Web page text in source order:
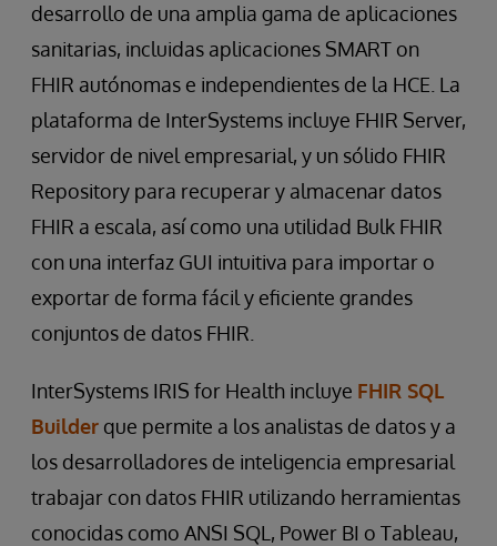
Caso de uso:Ensayos clínicos e investigación
Oportunidad: Utilizar FHIR para compartir sin
fisuras datos de pacientes para el
reclutamiento y el análisis en ensayos clínicos,
acelerando los procesos de investigación
clínica.
que son un requisito obligatorio para todos
los sistemas de HCE desde 2022.
desarrollo de una amplia gama de aplicaciones
sanitarias, incluidas aplicaciones SMART on
FHIR autónomas e independientes de la HCE. La
plataforma de InterSystems incluye FHIR Server,
servidor de nivel empresarial, y un sólido FHIR
Repository para recuperar y almacenar datos
FHIR a escala, así como una utilidad Bulk FHIR
con una interfaz GUI intuitiva para importar o
exportar de forma fácil y eficiente grandes
conjuntos de datos FHIR.
InterSystems IRIS for Health incluye FHIR SQL
Builder que permite a los analistas de datos y a
los desarrolladores de inteligencia empresarial
trabajar con datos FHIR utilizando herramientas
conocidas como ANSI SQL, Power BI o Tableau,